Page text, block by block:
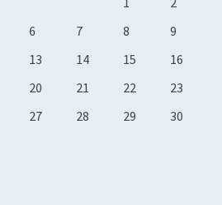
6 7 8
9
13 14 15
16
20 21 22
23
27 28 29
30